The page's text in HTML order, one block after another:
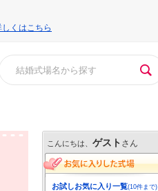
しくはこちら
こんにちは、 ゲスト さん
お試しお気に入り一覧(10件まで)